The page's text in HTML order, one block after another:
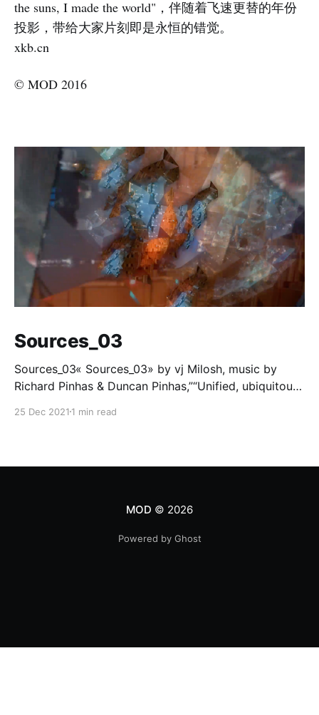
the suns, I made the world"，伴随着飞速更替的年份
投影，带给大家片刻即是永恒的错觉。
xkb.cn
© MOD 2016
Sources_03
Sources_03« Sources_03» by vj Milosh, music by
Richard Pinhas & Duncan Pinhas,”“Unified, ubiquitous
space simultaneously. Fragmented souvenirs of
21 copies,… Mintbase [https://www.
25 Dec 2021 1 min read
MOD © 2026
Powered by Ghost